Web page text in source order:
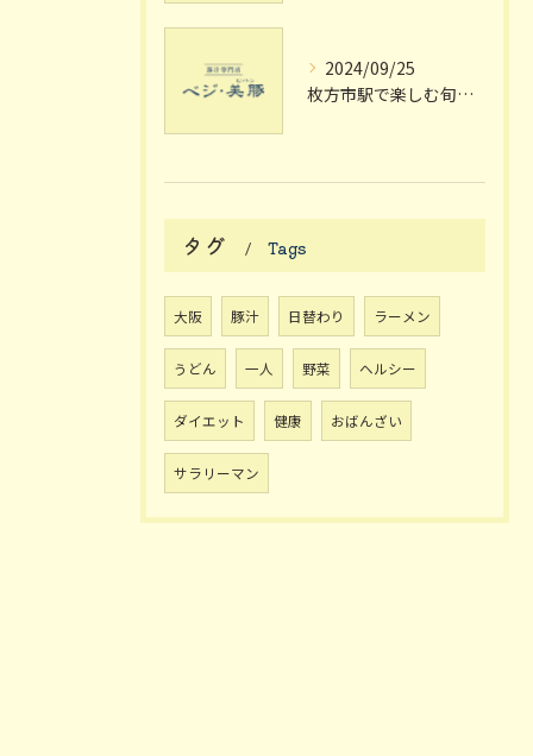
2024/09/25
枚方市駅で楽しむ旬の豚汁定食
タグ Tags
大阪 豚汁 日替わり ラーメン
うどん 一人 野菜 ヘルシー
ダイエット 健康 おばんざい
サラリーマン